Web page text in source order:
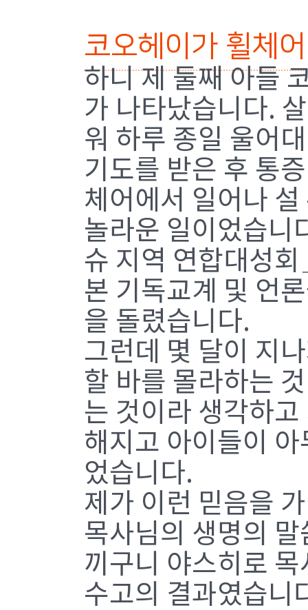
코오헤이가 휠체
하니 제 둘째 아들
가 나타났습니다.
워 하루 종일 울어
기도를 받은 후 통
체어에서 일어나
놀라운 일이었습니
슈 지역 연합대성
본 기독교계 및 언
을 돌렸습니다.
그런데 몇 달이 지
할 바를 몰라하는
는 것이라 생각하
해지고 아이들이
었습니다.
제가 이런 믿음을
목사님의 생명의
끼구니 야스히로
수고의 결과였습니